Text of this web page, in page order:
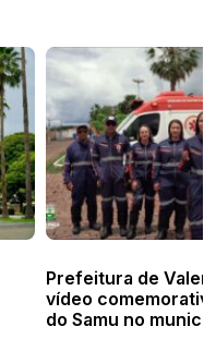
Prefeitura de
vídeo
do Samu no